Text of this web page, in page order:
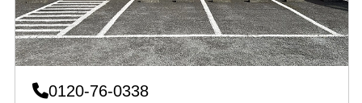
0120-76-0338